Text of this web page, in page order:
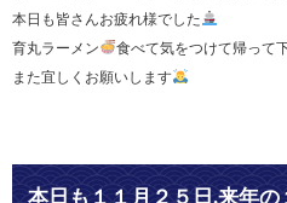
本日も皆さんお疲れ様でした
育丸ラーメン
食べて気をつけて帰って
また宜しくお願いします
本日も１１月２５日.来年